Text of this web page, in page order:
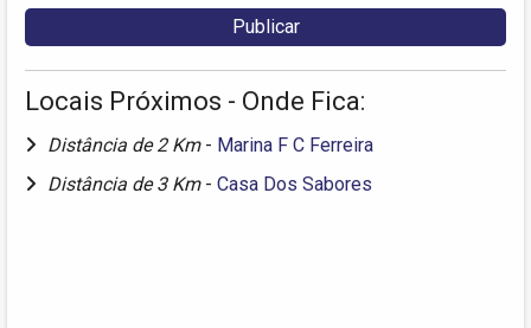
Locais Próximos - Onde Fica:
Distância de 2 Km - Marina F C Ferreira
Distância de 3 Km - Casa Dos Sabores